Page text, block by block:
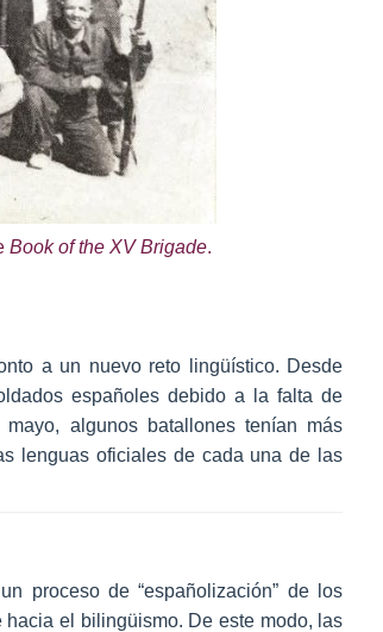
Book of the XV Brigade.
a un nuevo reto lingüístico. Desde
españoles debido a la falta de
algunos batallones tenían más
lenguas oficiales de cada una de las
proceso de “españolización” de los
el bilingüismo. De este modo, las